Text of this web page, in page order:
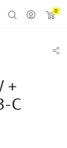
0
+
C